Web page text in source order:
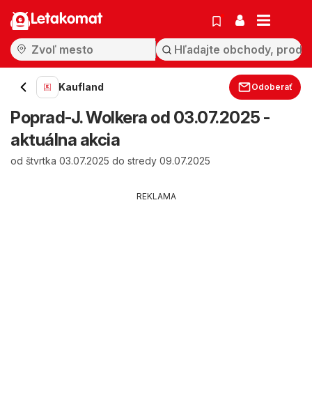
Letakomat
Kaufland Odoberať
Poprad-J. Wolkera od 03.07.2025 -
aktuálna akcia
od štvrtka 03.07.2025 do stredy 09.07.2025
REKLAMA